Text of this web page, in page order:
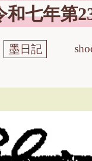
和七年第
墨日記